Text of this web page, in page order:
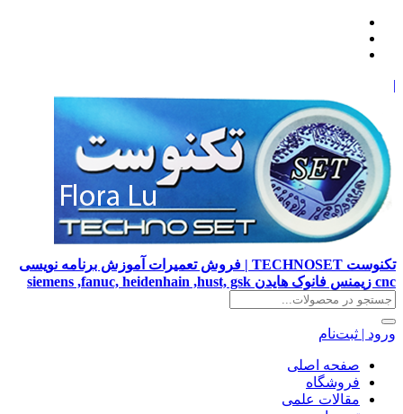
|
تکنوست TECHNOSET | فروش تعمیرات آموزش برنامه نویسی
cnc زیمنس فانوک هایدن siemens ,fanuc, heidenhain ,hust, gsk
ورود | ثبت‌نام
صفحه اصلی
فروشگاه
مقالات علمی